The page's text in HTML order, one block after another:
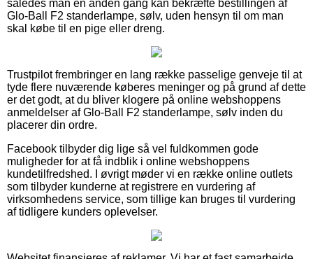
således man en anden gang kan bekræfte bestillingen af
Glo-Ball F2 standerlampe, sølv, uden hensyn til om man
skal købe til en pige eller dreng.
Trustpilot frembringer en lang række passelige genveje til at
tyde flere nuværende køberes meninger og på grund af dette
er det godt, at du bliver klogere på online webshoppens
anmeldelser af Glo-Ball F2 standerlampe, sølv inden du
placerer din ordre.
Facebook tilbyder dig lige så vel fuldkommen gode
muligheder for at få indblik i online webshoppens
kundetilfredshed. I øvrigt møder vi en række online outlets
som tilbyder kunderne at registrere en vurdering af
virksomhedens service, som tillige kan bruges til vurdering
af tidligere kunders oplevelser.